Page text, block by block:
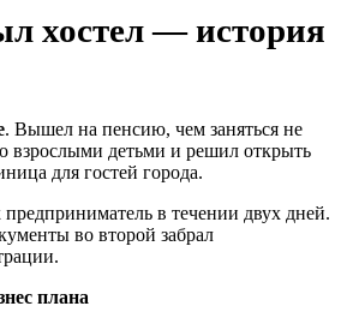
хостел — история
. Вышел на пенсию, чем заняться не
взрослыми детьми и решил открыть
для гостей города.
предприниматель в течении двух дней.
во второй забрал
плана